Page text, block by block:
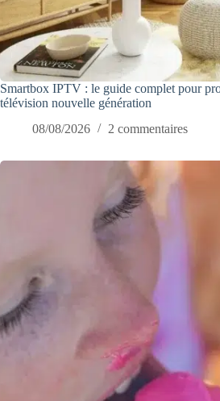
Smartbox IPTV : le guide complet pour
télévision nouvelle génération
08/08/2026
2 commentaires